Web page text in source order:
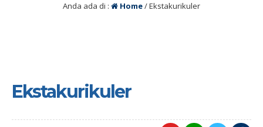
Anda ada di : Home/Ekstakurikuler
Ekstakurikuler